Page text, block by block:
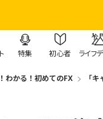
特集 初心者 ライフ
わかる！初めてのFX 「